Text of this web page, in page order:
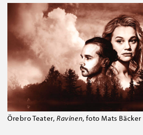
Örebro Teater, Ravinen, foto Mats Bäcker